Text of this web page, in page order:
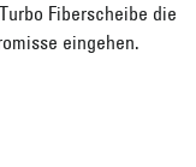
Fiberscheibe die
eingehen.